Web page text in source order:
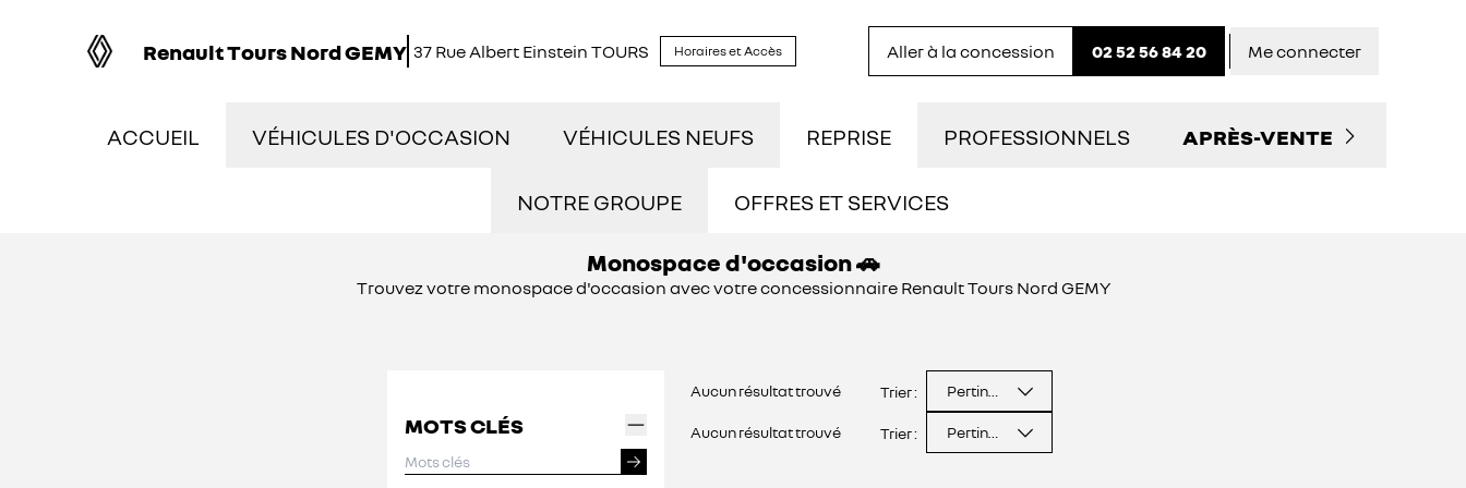
Renault Tours Nord GEMY 37 Rue Albert Einstein TOURS Horaires et Accès Aller à la concession 02 52 56 84 20 Me connecter
ACCUEIL VÉHICULES D'OCCASION
NOS OCCASIONS EN STOCK
VÉHICULES DE DÉMONSTRATION
VÉHICULES NEUFS
DÉCOUVREZ NOTRE GAMME
RÉSERVEZ UN ESSAI
DÉCOUVREZ L'HYBRIDE
REPRISE PROFESSIONNELS
UTILITAIRES D'OCCASION
APRÈS-VENTE
NOTRE GROUPE
NOUS REJOINDRE
OFFRES ET SERVICES
ASSURANCES GEMY
OFFRES ET SERVICES
Monospace d'occasion 🚗
Trouvez votre monospace d'occasion avec votre concessionnaire Renault Tours Nord GEMY
MOTS CLÉS
Aucun résultat trouvé Trier : Pertinence
Aucun résultat trouvé Trier : Pertinence